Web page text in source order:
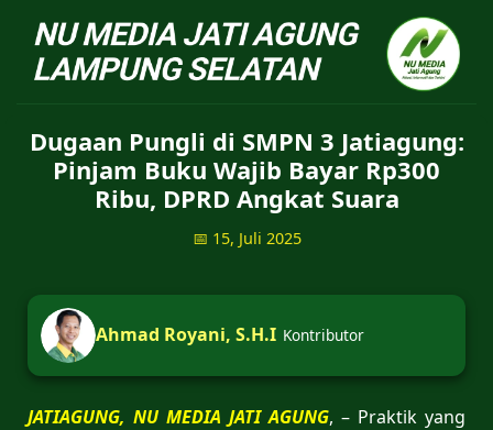
NU Jatiagung - Situs
Dugaan Pungli di SMPN 3 Jatiagung:
Pinjam Buku Wajib Bayar Rp300
Ribu, DPRD Angkat Suara
📅 15, Juli 2025
Ahmad Royani, S.H.I Kontributor
JATIAGUNG, NU MEDIA JATI AGUNG, – Praktik yang